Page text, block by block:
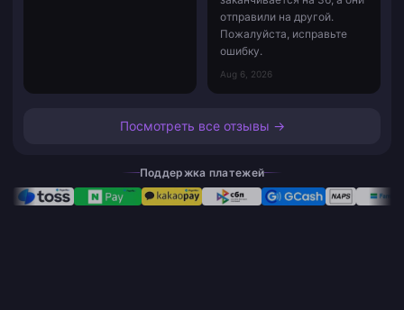
отправили на другой.
Пожалуйста, исправьте
ошибку.
Aug 6, 2026
Посмотреть все отзывы →
Поддержка платежей